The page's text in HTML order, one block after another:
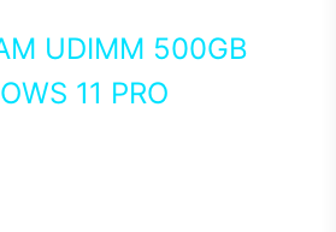
UDIMM 500GB
11 PRO